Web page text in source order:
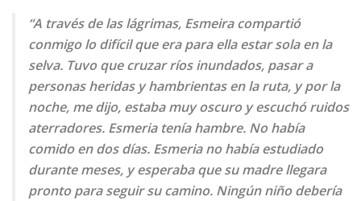
“A través de las lágrimas, Esmeira compartió
conmigo lo difícil que era para ella estar sola en la
selva. Tuvo que cruzar ríos inundados, pasar a
personas heridas y hambrientas en la ruta, y por la
noche, me dijo, estaba muy oscuro y escuchó ruidos
aterradores. Esmeria tenía hambre. No había
comido en dos días. Esmeria no había estudiado
durante meses, y esperaba que su madre llegara
pronto para seguir su camino. Ningún niño debería